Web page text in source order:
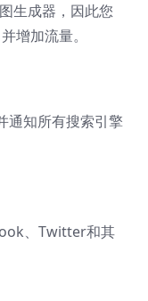
生成器，因此您
增加流量。
通知所有搜索引擎
、Twitter和其